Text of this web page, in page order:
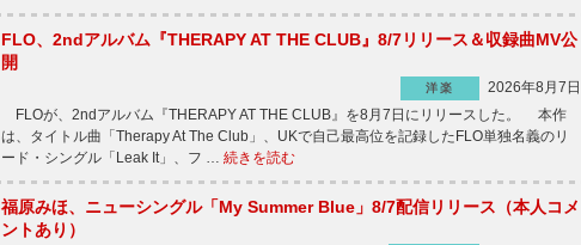
FLO、2ndアルバム『THERAPY AT THE CLUB』8/7リリース＆収録曲MV公
開
洋楽
2026年8月7日
FLOが、2ndアルバム『THERAPY AT THE CLUB』を8月7日にリリースした。 本作
は、タイトル曲「Therapy At The Club」、UKで自己最高位を記録したFLO単独名義のリ
ード・シングル「Leak It」、フ … 続きを読む
福原みほ、ニューシングル「My Summer Blue」8/7配信リリース（本人コメ
ントあり）